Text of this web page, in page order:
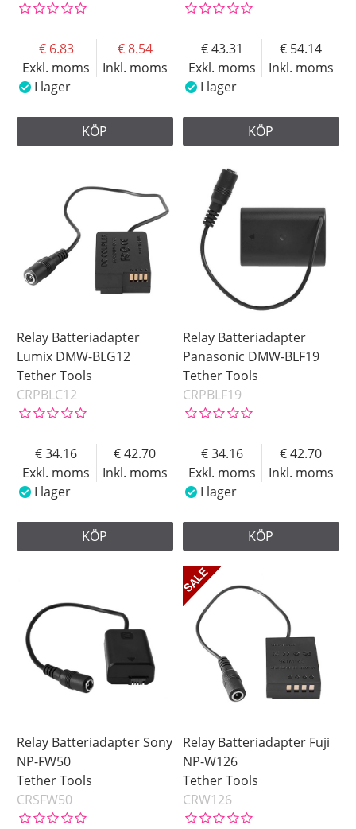
Exkl. moms
6.83
Inkl. moms
8.54
I lager
KÖP
Exkl. moms
43.31
Inkl. moms
54.14
I lager
KÖP
Relay Batteriadapter
Lumix DMW-BLG12
Tether Tools
CRPBLC12
Exkl. moms
34.16
Inkl. moms
42.70
I lager
KÖP
Relay Batteriadapter
Panasonic DMW-BLF19
Tether Tools
CRPBLF19
Exkl. moms
34.16
Inkl. moms
42.70
I lager
KÖP
Relay Batteriadapter Sony
NP-FW50
Tether Tools
CRSFW50
Relay Batteriadapter Fuji
NP-W126
Tether Tools
CRW126